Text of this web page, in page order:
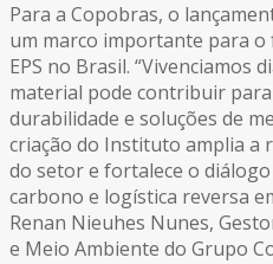
Para a Copobras, o
um marco importante para o
EPS no Brasil. “Vivenciamos
material pode contribuir
durabilidade e soluções de
criação do Instituto amplia a
do setor e fortalece o
carbono e logística reversa
Renan Nieuhes Nunes,
e Meio Ambiente do Grupo